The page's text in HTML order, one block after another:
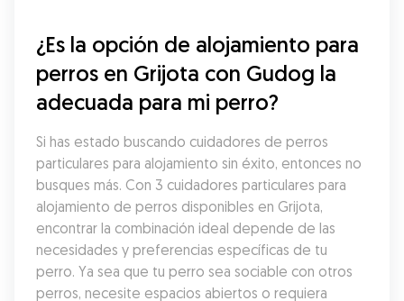
¿Es la opción de alojamiento para
perros en Grijota con Gudog la
adecuada para mi perro?
Si has estado buscando cuidadores de perros
particulares para alojamiento sin éxito, entonces no
busques más. Con 3 cuidadores particulares para
alojamiento de perros disponibles en Grijota,
encontrar la combinación ideal depende de las
necesidades y preferencias específicas de tu
perro. Ya sea que tu perro sea sociable con otros
perros, necesite espacios abiertos o requiera